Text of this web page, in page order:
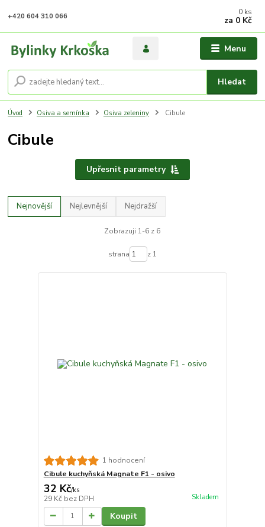
Menu
Hledat
+420 604 310 066 0 ks
za 0 Kč
Úvod Osiva a semínka Osiva zeleniny Cibule
Cibule
Upřesnit parametry
Nejnovější Nejlevnější Nejdražší
Zobrazuji 1-6 z 6
strana z 1
1 hodnocení
Cibule kuchyňská Magnate F1 - osivo
32 Kč/ks
29 Kč bez DPH Skladem
Koupit